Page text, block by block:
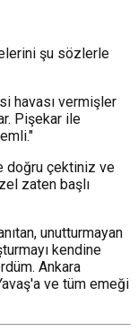
şu sözlerle
havası vermişler
Pişekar ile
doğru çektiniz ve
zaten başlı
unutturmayan
kendine
Ankara
ve tüm emeği